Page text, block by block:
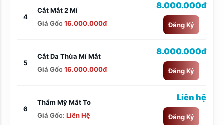
4
Cắt Mắt 2 Mí
Giá Gốc 16.000.000đ
8.000.000đ
Đăng Ký
5
Cắt Da Thừa Mí Mắt
Giá Gốc 16.000.000đ
8.000.000đ
Đăng Ký
6
Thẩm Mỹ Mắt To
Giá Gốc: Liên Hệ
Liên hệ
Đăng Ký